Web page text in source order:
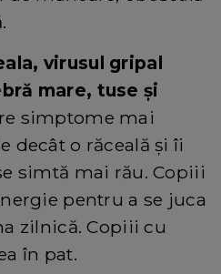
virusul gripal
mare, tuse și
simptome mai
decât o răceală și îi
simtă mai rău. Copiii
pentru a se juca
zilnică. Copiii cu
în pat.